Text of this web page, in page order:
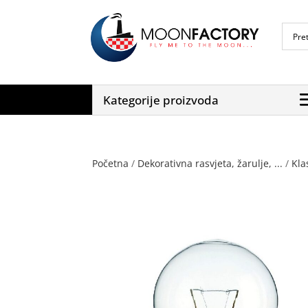
Kategorije proizvoda
Početna / Dekorativna rasvjeta, žarulje, ... /